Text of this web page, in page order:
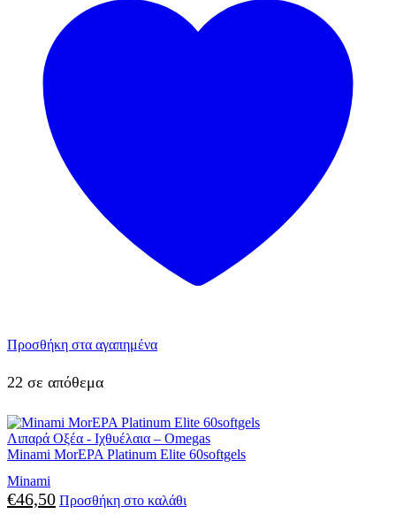
Προσθήκη στα αγαπημένα
22 σε απόθεμα
Λιπαρά Οξέα - Ιχθυέλαια – Omegas
Minami MorEPA Platinum Elite 60softgels
Minami
€46,50 Προσθήκη στο καλάθι